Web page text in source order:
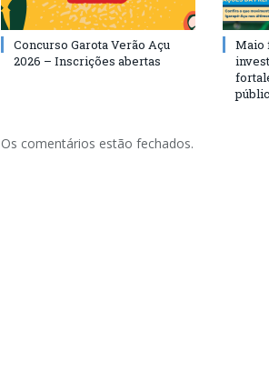
Concurso Garota Verão Açu
2026 – Inscrições abertas
Maio
Os comentários estão fechados.